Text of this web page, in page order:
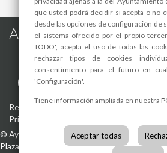
Alhama de Murcia en las
Registro de actividades de tratamiento -
Privacidad
© Ayuntamiento de Alhama de Murcia
Plaza de la Constitución, 130840 Alhama de
que usted podrá decidir si acepta o no
desde las opciones de configuración de
el sistema ofrecido por el propio
TODO', acepta el uso de todas las
rechazar tipos de cookies
consentimiento para el futuro en
'Configuración'.
Tiene información ampliada en nuestra
Aceptar todas